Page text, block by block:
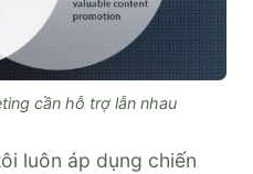
cần hỗ trợ lẫn nhau
luôn áp dụng chiến